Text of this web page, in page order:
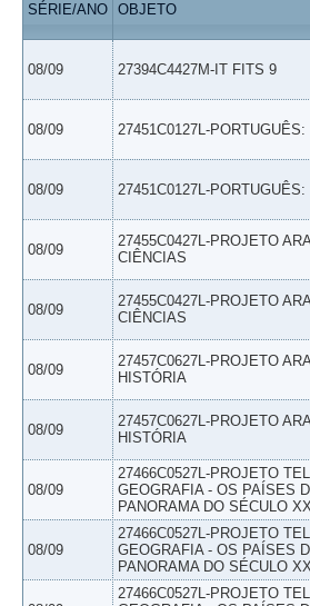
SÉRIE/ANO OBJETO
08/09 27394C4427M-IT FITS 9
08/09 27451C0127L-
08/09 27451C0127L-
08/09
27455C0427L-PROJETO
CIÊNCIAS
08/09
27455C0427L-PROJETO
CIÊNCIAS
08/09
27457C0627L-PROJETO
HISTÓRIA
08/09
27457C0627L-PROJETO
HISTÓRIA
08/09
27466C0527L-PROJETO
GEOGRAFIA - OS PAÍSES
PANORAMA DO SÉCULO
08/09
27466C0527L-PROJETO
GEOGRAFIA - OS PAÍSES
PANORAMA DO SÉCULO
27466C0527L-PROJETO